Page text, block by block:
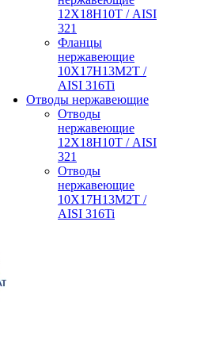
12Х18Н10Т / AISI
321
Фланцы
нержавеющие
10Х17Н13М2Т /
AISI 316Ti
Отводы нержавеющие
Отводы
нержавеющие
12Х18Н10Т / AISI
321
Отводы
нержавеющие
10Х17Н13М2Т /
AISI 316Ti